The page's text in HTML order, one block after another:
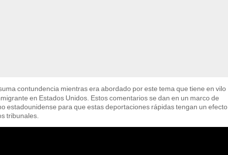
contundencia mientras era abordado por este tema que tiene en vilo
en Estados Unidos. Estos comentarios se dan en un marco de
estadounidense para que estas deportaciones rápidas tengan un efecto
tribunales.